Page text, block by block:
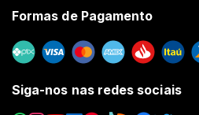
Formas de Pagamento
Siga-nos nas redes sociais